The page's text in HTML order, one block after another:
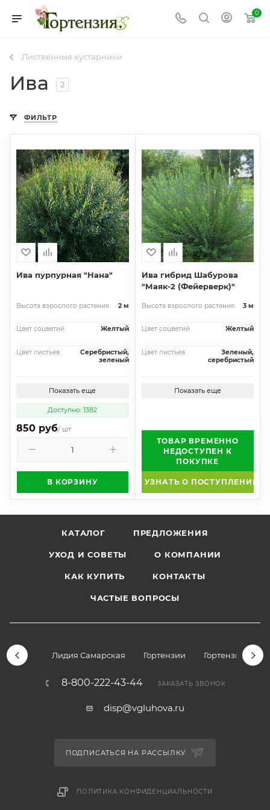
0
Лиственные кустарники
Ива 2
ФИЛЬТР
Ива пурпурная "Нана"
Высота взрослого растения 2 м
Цвет соцветий Желтый
Цвет листьев
Серебристый,
зеленый
Показать еще
Доступно: 1382
850 руб/ шт
В КОРЗИНУ
Ива гибрид Шабурова
"Маяк-2 (Фейерверк)"
Высота взрослого растения 3 м
Цвет соцветий Желтый
Цвет листьев
Зеленый,
серебристый
Показать еще
ТОВАР ВРЕМЕННО
НЕДОСТУПЕН К
ПОКУПКЕ
УЗНАТЬ О ПОСТУПЛЕНИИ
КАТАЛОГ ПРЕДЛОЖЕНИЯ
УХОД И СОВЕТЫ О КОМПАНИИ
КАК КУПИТЬ КОНТАКТЫ
ЧАСТЫЕ ВОПРОСЫ
Лидия Самарская Гортензии Гортензии
8-800-222-43-44 ЗАКАЗАТЬ ЗВОНОК
disp@vgluhova.ru
ПОДПИСАТЬСЯ НА РАССЫЛКУ
ПОЛИТИКА КОНФИДЕНЦИАЛЬНОСТИ